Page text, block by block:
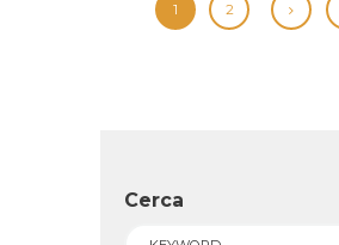
1 2
Cerca